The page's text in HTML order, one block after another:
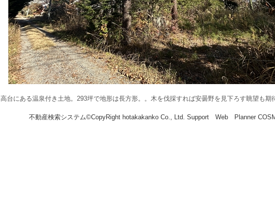
高台にある温泉付き土地。293坪で地形は長方形。。木を伐採すれば安曇野を見下ろす眺望も期
不動産検索システム©CopyRight hotakakanko Co., Ltd. Support Web Planner